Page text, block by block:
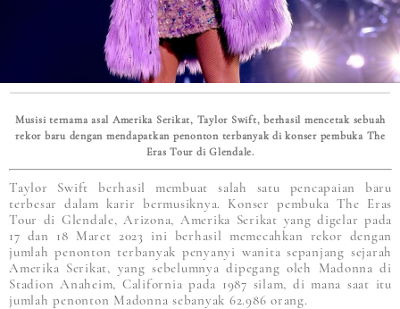
Musisi ternama asal Amerika Serikat, Taylor Swift, berhasil mencetak sebuah
rekor baru dengan mendapatkan penonton terbanyak di konser pembuka The
Eras Tour di Glendale.
Taylor Swift berhasil membuat salah satu pencapaian baru
terbesar dalam karir bermusiknya. Konser pembuka The Eras
Tour di Glendale, Arizona, Amerika Serikat yang digelar pada
17 dan 18 Maret 2023 ini berhasil memecahkan rekor dengan
jumlah penonton terbanyak penyanyi wanita sepanjang sejarah
Amerika Serikat, yang sebelumnya dipegang oleh Madonna di
Stadion Anaheim, California pada 1987 silam, di mana saat itu
jumlah penonton Madonna sebanyak 62.986 orang.